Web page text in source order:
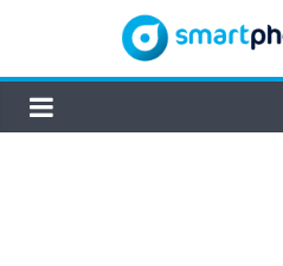
content
smartphoto